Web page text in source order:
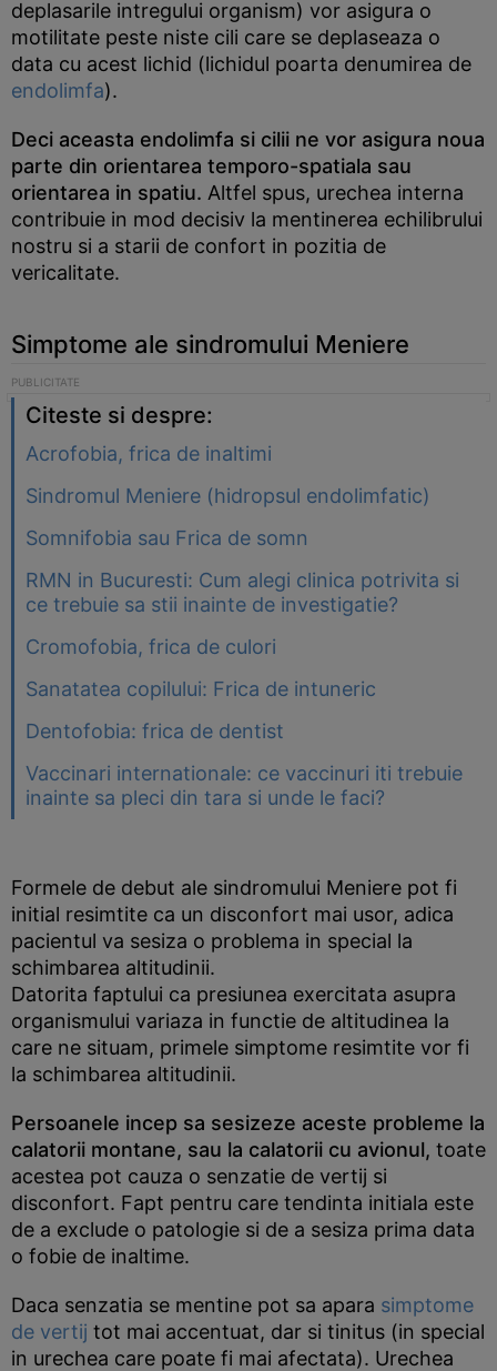
deplasarile intregului organism) vor asigura o
motilitate peste niste cili care se deplaseaza o
data cu acest lichid (lichidul poarta denumirea de
endolimfa).
Deci aceasta endolimfa si cilii ne vor asigura noua
parte din orientarea temporo-spatiala sau
orientarea in spatiu. Altfel spus, urechea interna
contribuie in mod decisiv la mentinerea echilibrului
nostru si a starii de confort in pozitia de
vericalitate.
Simptome ale sindromului Meniere
Citeste si despre:
Acrofobia, frica de inaltimi
Sindromul Meniere (hidropsul endolimfatic)
Somnifobia sau Frica de somn
RMN in Bucuresti: Cum alegi clinica potrivita si
ce trebuie sa stii inainte de investigatie?
Cromofobia, frica de culori
Sanatatea copilului: Frica de intuneric
Dentofobia: frica de dentist
Vaccinari internationale: ce vaccinuri iti trebuie
inainte sa pleci din tara si unde le faci?
Formele de debut ale sindromului Meniere pot fi
initial resimtite ca un disconfort mai usor, adica
pacientul va sesiza o problema in special la
schimbarea altitudinii.
Datorita faptului ca presiunea exercitata asupra
organismului variaza in functie de altitudinea la
care ne situam, primele simptome resimtite vor fi
la schimbarea altitudinii.
Persoanele incep sa sesizeze aceste probleme la
calatorii montane, sau la calatorii cu avionul, toate
acestea pot cauza o senzatie de vertij si
disconfort. Fapt pentru care tendinta initiala este
de a exclude o patologie si de a sesiza prima data
o fobie de inaltime.
Daca senzatia se mentine pot sa apara simptome
de vertij tot mai accentuat, dar si tinitus (in special
in urechea care poate fi mai afectata). Urechea